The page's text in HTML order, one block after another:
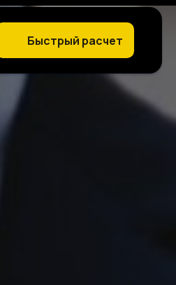
Быстрый расчет